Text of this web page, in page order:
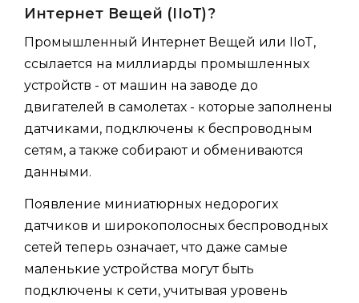
Интернет Вещей (IIoT)?
Промышленный Интернет Вещей или IIoT,
ссылается на миллиарды промышленных
устройств - от машин на заводе до
двигателей в самолетах - которые заполнены
датчиками, подключены к беспроводным
сетям, а также собирают и обмениваются
данными.
Появление миниатюрных недорогих
датчиков и широкополосных беспроводных
сетей теперь означает, что даже самые
маленькие устройства могут быть
подключены к сети, учитывая уровень